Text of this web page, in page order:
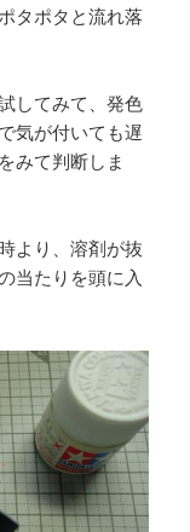
タポタと流れ落
してみて、発色
気が付いても遅
みて判断しま
より、溶剤が抜
当たりを頭に入